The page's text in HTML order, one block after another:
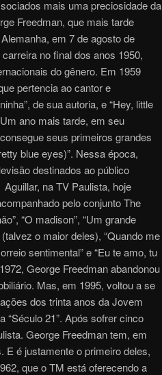
mais uma preciosidade da
Freedman, que mais tarde
em 7 de agosto de
no final dos anos 1950,
do gênero. Em 1959
pertencia ao cantor e
de sua autoria, e “Hey, little
ano mais tarde, em seu
seus primeiros grandes
blue eyes)”. Nessa época,
destinados ao público
na TV Paulista, hoje
pelo conjunto The
“O madison”, “Um grande
o maior deles), “Quando me
sentimental” e “Eu te amo, tu
George Freedman abandonou
Mas, em 1995, voltou a se
dos trinta anos da Jovem
21”. Após sofrer cinco
George Freedman tem, em
é justamente o primeiro deles,
que o TM está oferecendo a